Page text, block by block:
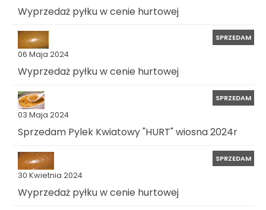
Wyprzedaż pyłku w cenie hurtowej
06 Maja 2024
SPRZEDAM
Wyprzedaż pyłku w cenie hurtowej
03 Maja 2024
SPRZEDAM
Sprzedam Pylek Kwiatowy "HURT" wiosna 2024r
30 Kwietnia 2024
SPRZEDAM
Wyprzedaż pyłku w cenie hurtowej